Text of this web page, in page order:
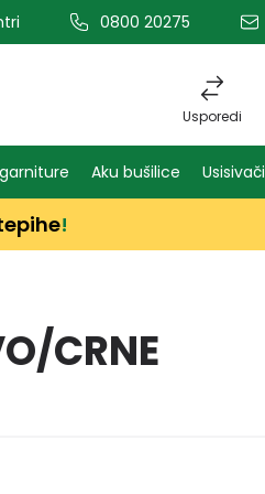
0800 20275
Usporedi
Aku bušilice Usisivači
!
CRNE